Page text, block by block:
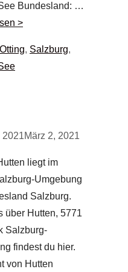
Bundesland: …
>
Otting, Salzburg,
2021März 2, 2021
liegt im
Umgebung
Salzburg.
über Hutten, 5771
Salzburg-
findest du hier.
von Hutten